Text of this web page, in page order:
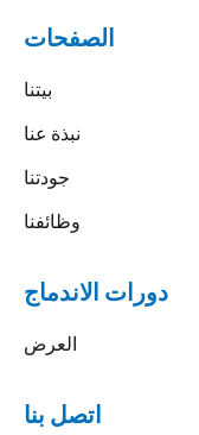
الصفحات
بيتنا
نبذة عنا
جودتنا
وظائفنا
دورات الاندماج
العرض
اتصل بنا